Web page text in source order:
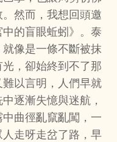
然而，我想回頭邀
的盲眼蚯蚓》。泰
像是一條不斷被抹
，卻始終到不了那
以言明，人們早就
逐漸失憶與迷航，
曲徑亂竄亂闖，一
走呀走岔了路，早